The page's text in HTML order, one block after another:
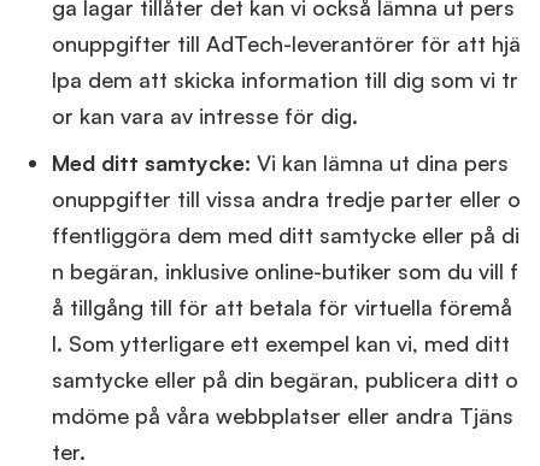
ga lagar tillåter det kan vi också lämna ut pers
onuppgifter till AdTech-leverantörer för att hjä
lpa dem att skicka information till dig som vi tr
or kan vara av intresse för dig.
Med ditt samtycke: Vi kan lämna ut dina pers
onuppgifter till vissa andra tredje parter eller o
ffentliggöra dem med ditt samtycke eller på di
n begäran, inklusive online-butiker som du vill f
å tillgång till för att betala för virtuella föremå
l. Som ytterligare ett exempel kan vi, med ditt
samtycke eller på din begäran, publicera ditt o
mdöme på våra webbplatser eller andra Tjäns
ter.